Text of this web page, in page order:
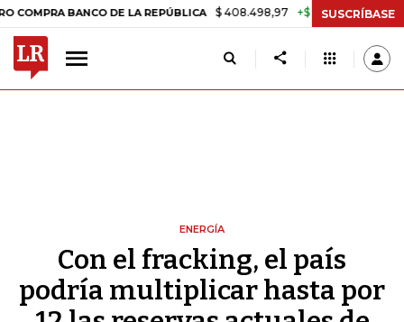
BANCO DE LA REPÚBLICA $ 408.498,97 +$ 8.753,81 +2,19% TASA
SUSCRÍBASE
ENERGÍA
Con el fracking, el país
podría multiplicar hasta por